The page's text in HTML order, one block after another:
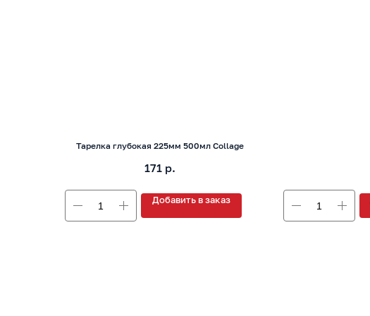
Тарелка глубокая 225мм 500мл Collage
171 р.
Добавить в заказ